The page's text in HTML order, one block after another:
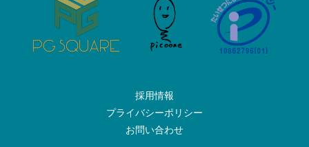
採用情報
プライバシーポリシー
お問い合わせ